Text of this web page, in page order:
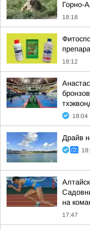
Горно-
18:18
18:12
18:04
Драйв
на
17:47